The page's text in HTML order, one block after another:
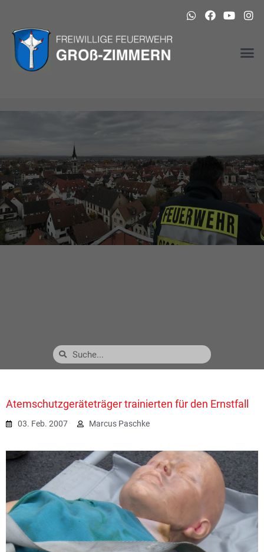
Atemschutzgeräteträger trainierten für den Ernstfall
03. Feb. 2007 Marcus Paschke